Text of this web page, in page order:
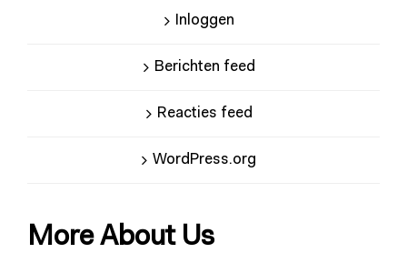
Inloggen
Berichten feed
Reacties feed
WordPress.org
More About Us